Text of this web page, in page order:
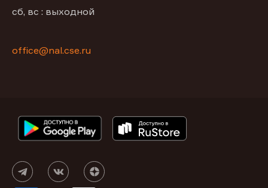
сб, вс : выходной
office@nal.cse.ru